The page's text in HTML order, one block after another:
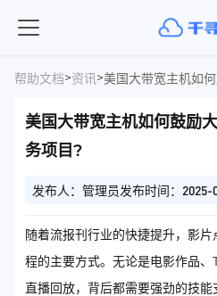
帮助文档>资讯>美国大带宽主机如
美国大带宽主机如何鼓励
务项目?
发布人：管理员发布时间：2025-
随着流报刊行业的快捷提升，影
程的主要方式。无论是电影作品
直播回放，背后都需要强劲的技